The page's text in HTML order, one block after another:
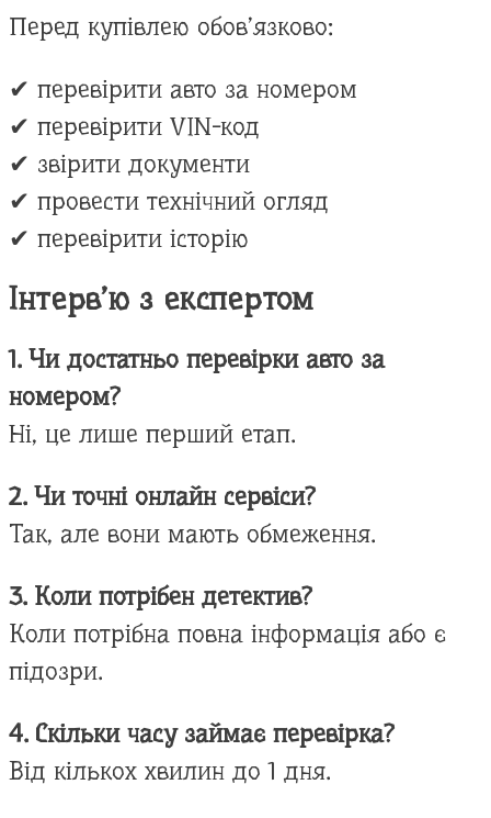
Перед купівлею обов’язково:
✔ перевірити авто за номером
✔ перевірити VIN-код
✔ звірити документи
✔ провести технічний огляд
✔ перевірити історію
Інтерв’ю з експертом
1. Чи достатньо перевірки авто за
номером?
Ні, це лише перший етап.
2. Чи точні онлайн сервіси?
Так, але вони мають обмеження.
3. Коли потрібен детектив?
Коли потрібна повна інформація або є
підозри.
4. Скільки часу займає перевірка?
Від кількох хвилин до 1 дня.